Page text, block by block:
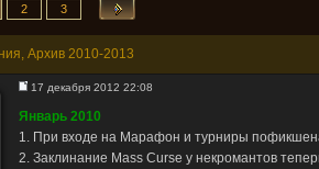
2 3
Архив 2010-2013
17 декабря 2012 22:08
Январь 2010
1. При входе на Марафон и турниры
2. Заклинание Mass Curse у некромантов